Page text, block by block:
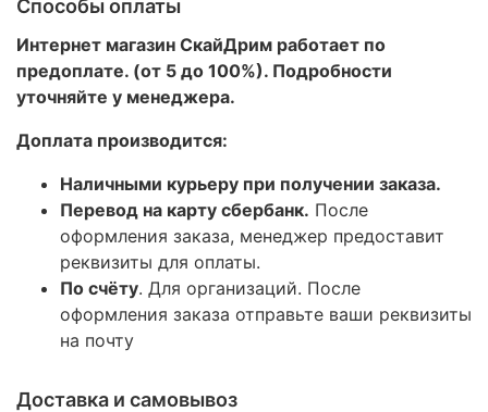
Способы оплаты
Интернет магазин СкайДрим работает по
предоплате. (от 5 до 100%). Подробности
уточняйте у менеджера.
Доплата производится:
Наличными курьеру при получении заказа.
Перевод на карту сбербанк. После
оформления заказа, менеджер предоставит
реквизиты для оплаты.
По счёту. Для организаций. После
оформления заказа отправьте ваши реквизиты
на почту
Доставка и самовывоз